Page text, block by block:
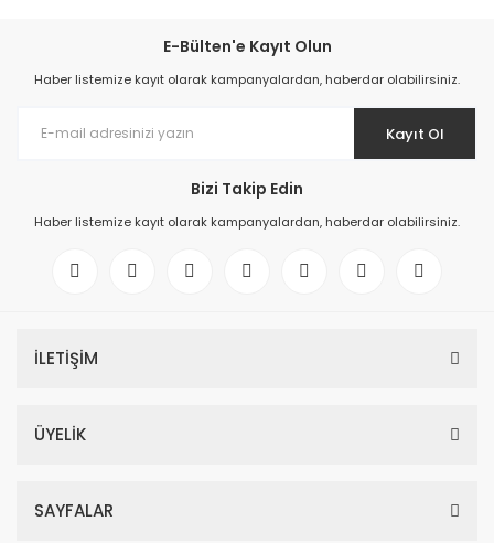
E-Bülten'e Kayıt Olun
Haber listemize kayıt olarak kampanyalardan, haberdar olabilirsiniz.
Kayıt Ol
Bizi Takip Edin
Haber listemize kayıt olarak kampanyalardan, haberdar olabilirsiniz.
İLETİŞİM
ÜYELİK
SAYFALAR